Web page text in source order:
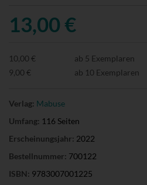
13,00 €
10,00 € ab 5 Exemplaren
9,00 €
ab 10 Exemplaren
Verlag: Mabuse
Umfang: 116 Seiten
Erscheinungsjahr: 2022
Bestellnummer: 700122
ISBN: 9783007001225